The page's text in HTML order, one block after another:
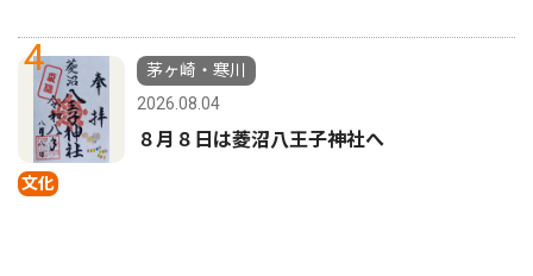
4
文化
茅ヶ崎・寒川
2026.08.04
８月８日は菱沼八王子神社へ